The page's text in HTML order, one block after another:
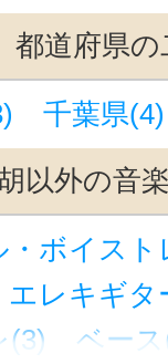
(3)
三軒
駅(3)
立
駒沢大
駅(3)
自
西太子堂
(3)
京成上
東京駅
京)(1)
上
都道府県
千葉県(4)
以外の音
・ボイス
エレキギタ
(3)
ベー